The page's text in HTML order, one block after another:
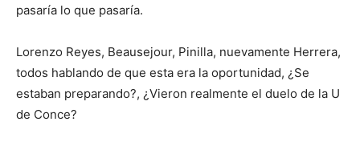
pasaría lo que pasaría.
Lorenzo Reyes, Beausejour, Pinilla, nuevamente Herrera,
todos hablando de que esta era la oportunidad, ¿Se
estaban preparando?, ¿Vieron realmente el duelo de la U
de Conce?